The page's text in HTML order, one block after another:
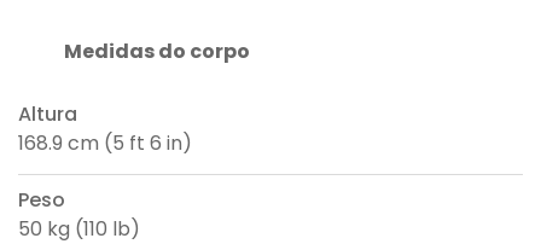
Medidas do corpo
Altura
168.9 cm (5 ft 6 in)
Peso
50 kg (110 lb)